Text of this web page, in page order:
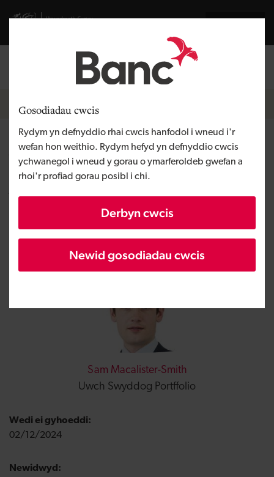
Gosodiadau cwcis
Rydym yn defnyddio rhai cwcis hanfodol i wneud i'r
wefan hon weithio. Rydym hefyd yn defnyddio cwcis
ychwanegol i wneud y gorau o ymarferoldeb gwefan a
rhoi'r profiad gorau posibl i chi.
Derbyn cwcis
Newid gosodiadau cwcis
Visit gov.wales website
Mewngofnodi
Breadcrumb
Newyddion
Arbenigwyr digidol yn sicrhau
buddsoddiad o £1.2 miliwn i
ysgogi arloesedd a chreu ffordd
newydd o weithio
Sam Macalister-Smith
Uwch Swyddog Portffolio
Wedi ei gyhoeddi:
02/12/2024
Newidwyd: